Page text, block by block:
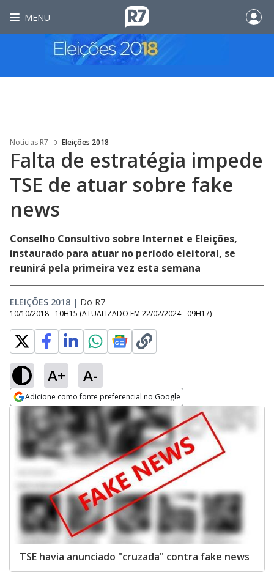
MENU
Noticias R7 Eleições 2018
Falta de estratégia impede
TSE de atuar sobre fake
news
Conselho Consultivo sobre Internet e Eleições,
instaurado para atuar no período eleitoral, se
reunirá pela primeira vez esta semana
ELEIÇÕES 2018 | Do R7
10/10/2018 - 10H15 (ATUALIZADO EM 22/02/2024 - 09H17)
A+ A-
Adicione como fonte preferencial no Google
Opens in new window
TSE havia anunciado "cruzada" contra fake news